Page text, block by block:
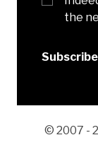
the
Subscribe
© 2007 -